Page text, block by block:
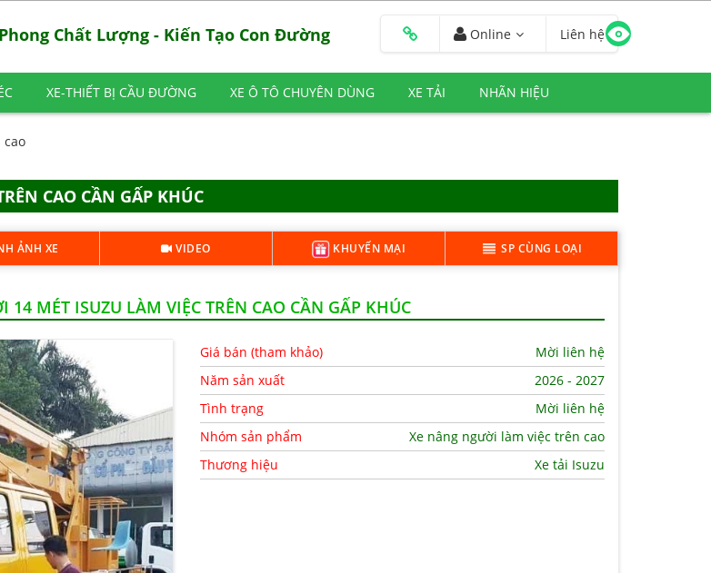
Chất Lượng - Kiến Tạo Con Đường Online Liên hệ
XE-THIẾT BỊ CẦU ĐƯỜNG XE Ô TÔ CHUYÊN DÙNG XE TẢI NHÃN HIỆU
cao
CAO CẦN GẤP KHÚC
ẢNH XE VIDEO KHUYẾN MẠI SP CÙNG LOẠI
MÉT ISUZU LÀM VIỆC TRÊN CAO CẦN GẤP KHÚC
Giá bán (tham khảo)
Mời liên hệ
Năm sản xuất
2026 - 2027
Tình trạng
Mời liên hệ
Nhóm sản phẩm
Xe nâng người làm việc trên cao
Thương hiệu
Xe tải Isuzu